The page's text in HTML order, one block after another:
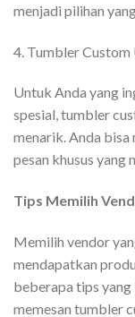
menjadi pilihan
4. Tumbler Custom
Untuk Anda yang
spesial, tumbler
menarik. Anda bisa
pesan khusus yang
Tips Memilih
Memilih vendor
mendapatkan
beberapa tips
memesan tumbler